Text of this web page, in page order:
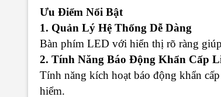
Ưu Điểm Nổi Bật
1. Quản Lý Hệ Thống Dễ Dàng
Bàn phím LED với hiển thị rõ ràng
2. Tính Năng Báo Động Khẩn Cấp
Tính năng kích hoạt báo động khẩn
hiểm.